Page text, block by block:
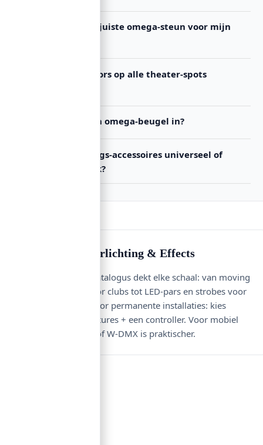
Hoe kies ik de juiste omega-steun voor mijn
Kan ik barndoors op alle theater-spots
Wat houdt een omega-beugel in?
Zijn verlichtings-accessoires universeel of
merk-specifiek?
Koopgids — Verlichting & Effects
Onze verlichtingscatalogus dekt elke schaal: van moving
heads en lasers voor clubs tot LED-pars en strobes voor
mobiele DJ-sets. Voor permanente installaties: kies
DMX-gestuurde fixtures + een controller. Voor mobiel
werk: stand-alone of W-DMX is praktischer.